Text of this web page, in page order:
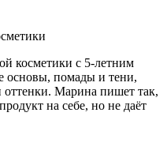
косметики с 5-летним
основы, помады и тени,
оттенки. Марина пишет так,
на себе, но не даёт